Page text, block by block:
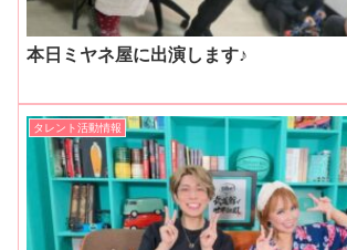
本日ミヤネ屋に出演します♪
タレント活動情報